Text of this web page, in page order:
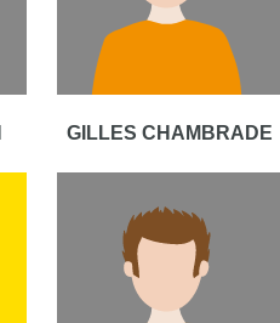
GILLES CHAMBRADE